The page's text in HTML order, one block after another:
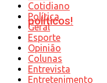
políticos!
Cotidiano
Política
Geral
Esporte
Opinião
Colunas
Entrevista
Entretenimento